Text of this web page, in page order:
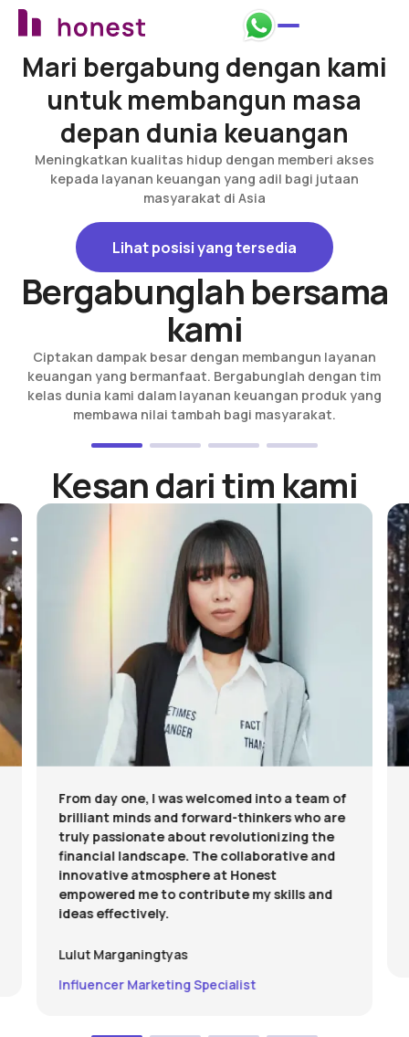
Mari bergabung dengan kami
untuk membangun masa
depan dunia keuangan
Meningkatkan kualitas hidup dengan memberi akses
kepada layanan keuangan yang adil bagi jutaan
masyarakat di Asia
Lihat posisi yang tersedia
Lihat posisi yang tersedia
Bergabunglah bersama
kami
Ciptakan dampak besar dengan membangun layanan
keuangan yang bermanfaat. Bergabunglah dengan tim
kelas dunia kami dalam layanan keuangan produk yang
membawa nilai tambah bagi masyarakat.
Kesan dari tim kami
From day one, I was welcomed into a team of
brilliant minds and forward-thinkers who are
truly passionate about revolutionizing the
financial landscape. The collaborative and
innovative atmosphere at Honest
empowered me to contribute my skills and
ideas effectively.
Lulut Marganingtyas
Influencer Marketing Specialist